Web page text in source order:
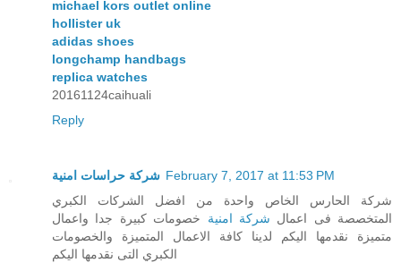
michael kors outlet online
hollister uk
adidas shoes
longchamp handbags
replica watches
20161124caihuali
Reply
شركة حراسات امنية February 7, 2017 at 11:53 PM
شركة الحارس الخاص واحدة من افضل الشركات الكبري
المتخصصة فى اعمال شركة امنية خصومات كبيرة جدا واعمال
متميزة نقدمها اليكم لدينا كافة الاعمال المتميزة والخصومات
الكبري التى نقدمها اليكم